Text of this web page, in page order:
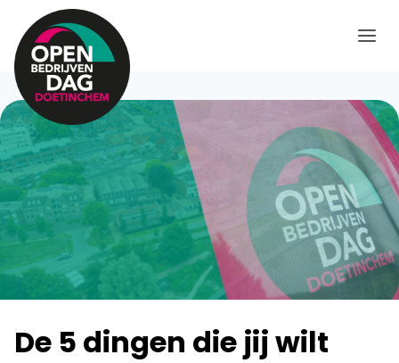
Doorgaan
naar
inhoud
De 5 dingen die jij wilt